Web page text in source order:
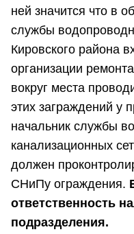
ней значится что в
службы
Кировского района
организации
вокруг места
этих заграждений у
начальник службы
канализационных
должен
СНиПу ограждения.
ответственность
подразделения.